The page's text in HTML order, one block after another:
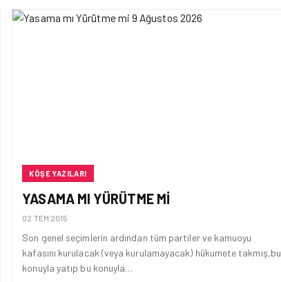
KÖŞE YAZILARI
YASAMA MI YÜRÜTME MI
02 TEM 2015
Son genel seçimlerin ardından tüm partiler ve kamuoyu
kafasını kurulacak (veya kurulamayacak) hükumete takmış,bu
konuyla yatıp bu konuyla…